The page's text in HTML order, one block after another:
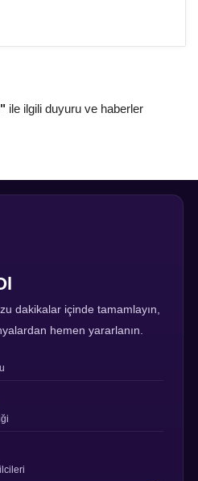
ile ilgili duyuru ve haberler
dakikalar içinde tamamlayın,
hemen yararlanın.